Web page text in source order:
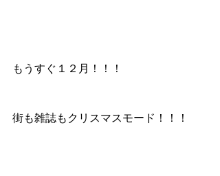
もうすぐ１２月！！！
街も雑誌もクリスマスモード！！！